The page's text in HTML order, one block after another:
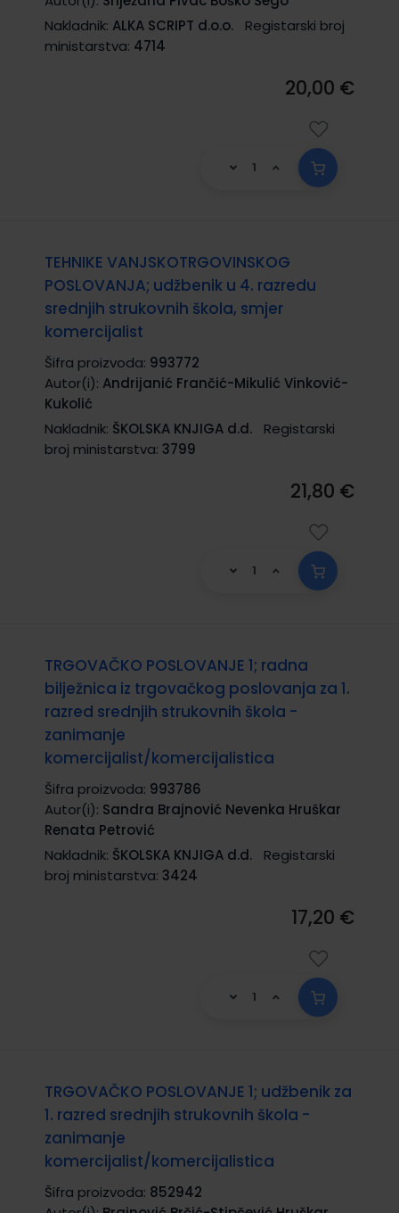
Nakladnik: ALKA SCRIPT d.o.o.
Registarski broj
ministarstva: 4714
20,00 €
TEHNIKE VANJSKOTRGOVINSKOG
POSLOVANJA; udžbenik u 4. razredu
srednjih strukovnih škola, smjer
komercijalist
Šifra proizvoda: 993772
Autor(i): Andrijanić Frančić-Mikulić Vinković-
Kukolić
Nakladnik: ŠKOLSKA KNJIGA d.d.
Registarski
broj ministarstva: 3799
21,80 €
TRGOVAČKO POSLOVANJE 1; radna
bilježnica iz trgovačkog poslovanja za 1.
razred srednjih strukovnih škola -
zanimanje
komercijalist/komercijalistica
Šifra proizvoda: 993786
Autor(i): Sandra Brajnović Nevenka Hruškar
Renata Petrović
Nakladnik: ŠKOLSKA KNJIGA d.d.
Registarski
broj ministarstva: 3424
17,20 €
TRGOVAČKO POSLOVANJE 1; udžbenik za
1. razred srednjih strukovnih škola -
zanimanje
komercijalist/komercijalistica
Šifra proizvoda: 852942